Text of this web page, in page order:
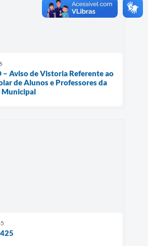
– Aviso de Vistoria Referente ao
de Alunos e Professores da
Municipal